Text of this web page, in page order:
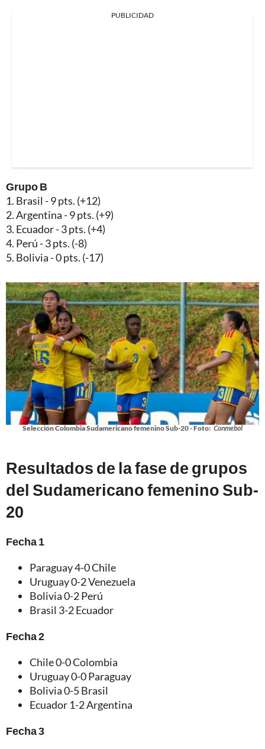
PUBLICIDAD
Grupo B
1. Brasil - 9 pts. (+12)
2. Argentina - 9 pts. (+9)
3. Ecuador - 3 pts. (+4)
4. Perú - 3 pts. (-8)
5. Bolivia - 0 pts. (-17)
Selección Colombia Sudamericano femenino Sub-20 - Foto: Conmebol
Resultados de la fase de grupos
del Sudamericano femenino Sub-
20
Fecha 1
Paraguay 4-0 Chile
Uruguay 0-2 Venezuela
Bolivia 0-2 Perú
Brasil 3-2 Ecuador
Fecha 2
Chile 0-0 Colombia
Uruguay 0-0 Paraguay
Bolivia 0-5 Brasil
Ecuador 1-2 Argentina
Fecha 3